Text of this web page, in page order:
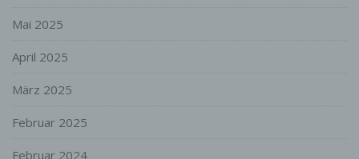
Mai 2025
April 2025
März 2025
Februar 2025
Februar 2024
Name und Anschrift des für die Verarbeitung
Verantwortlicher im Sinne der Datenschutz-
der Europäischen Union geltenden
mit datenschutzrechtlichem Charakter ist die:
Arne Rastas